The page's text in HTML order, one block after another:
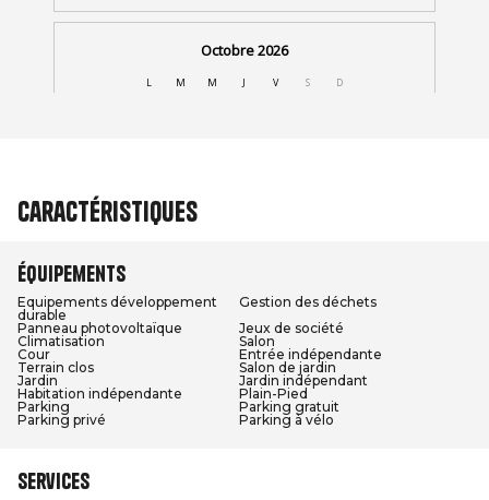
Caractéristiques
Équipements
Equipements développement
durable
Gestion des déchets
Panneau photovoltaïque
Jeux de société
Climatisation
Salon
Cour
Entrée indépendante
Terrain clos
Salon de jardin
Jardin
Jardin indépendant
Habitation indépendante
Plain-Pied
Parking
Parking gratuit
Parking privé
Parking à vélo
Services